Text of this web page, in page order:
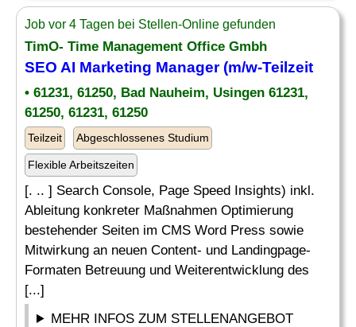
Job vor 4 Tagen bei Stellen-Online gefunden
TimO- Time Management Office Gmbh
SEO AI Marketing Manager (m/w-Teilzeit
• 61231, 61250, Bad Nauheim, Usingen 61231,
61250, 61231, 61250
Teilzeit Abgeschlossenes Studium
Flexible Arbeitszeiten
[. .. ] Search Console, Page Speed Insights) inkl.
Ableitung konkreter Maßnahmen Optimierung
bestehender Seiten im CMS Word Press sowie
Mitwirkung an neuen Content- und Landingpage-
Formaten Betreuung und Weiterentwicklung des
[...]
MEHR INFOS ZUM STELLENANGEBOT